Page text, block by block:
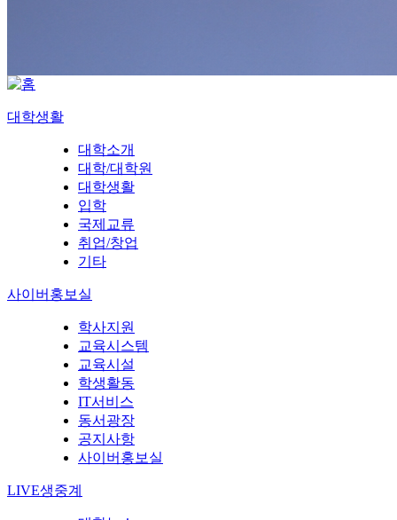
대학생활
대학소개
대학/대학원
대학생활
입학
국제교류
취업/창업
기타
사이버홍보실
학사지원
교육시스템
교육시설
학생활동
IT서비스
동서광장
공지사항
사이버홍보실
LIVE생중계